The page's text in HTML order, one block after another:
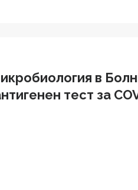
в
тест за